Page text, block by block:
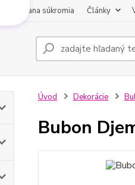
Ochrana súkromia Články
Úvod Dekorácie
Bubon